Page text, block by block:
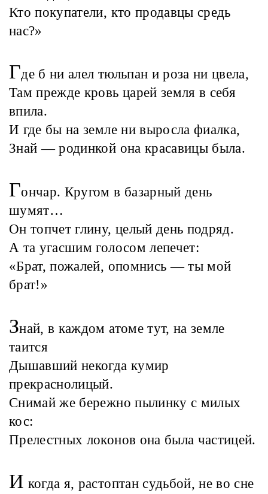
Кто покупатели, кто продавцы средь
нас?»
Где б ни алел тюльпан и роза ни цвела,
Там прежде кровь царей земля в себя
впила.
И где бы на земле ни выросла фиалка,
Знай — родинкой она красавицы была.
Гончар. Кругом в базарный день
шумят…
Он топчет глину, целый день подряд.
А та угасшим голосом лепечет:
«Брат, пожалей, опомнись — ты мой
брат!»
Знай, в каждом атоме тут, на земле
таится
Дышавший некогда кумир
прекраснолицый.
Снимай же бережно пылинку с милых
кос:
Прелестных локонов она была частицей.
И когда я, растоптан судьбой, не во сне